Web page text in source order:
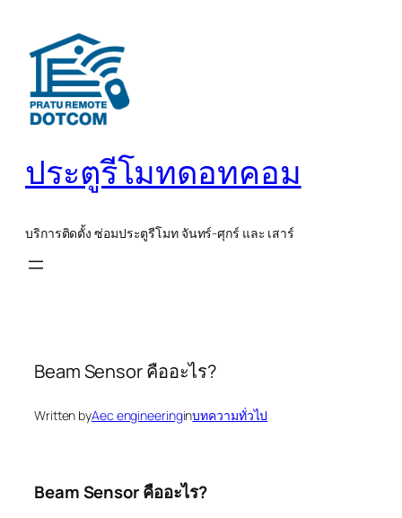
เนื้อหา
ประตูรีโมทดอทคอม
บริการติดตั้ง ซ่อมประตูรีโมท จันทร์-ศุกร์ และ เสาร์
Beam Sensor คืออะไร?
Written byAec engineeringinบทความทั่วไป
Beam Sensor คืออะไร?